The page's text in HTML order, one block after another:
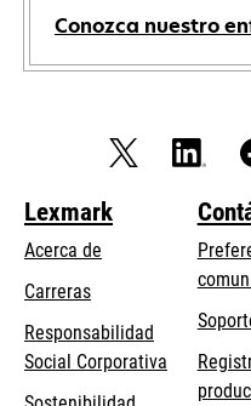
Conozca nuestro
Lexmark
Acerca de
Carreras
Responsabilidad
Social Corporativa
abre